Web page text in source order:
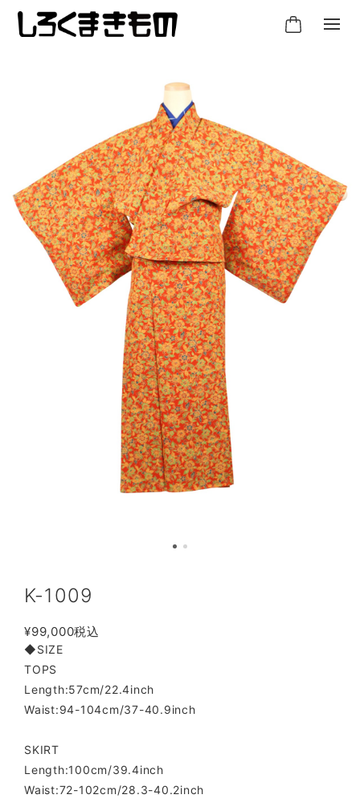
K-1009
¥99,000税込
◆SIZE
TOPS
Length:57cm/22.4inch
Waist:94-104cm/37-40.9inch
SKIRT
Length:100cm/39.4inch
Waist:72-102cm/28.3-40.2inch